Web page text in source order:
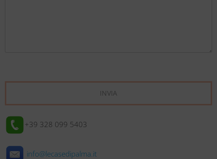
+39 328 099 5403
info@lecasedipalma.it